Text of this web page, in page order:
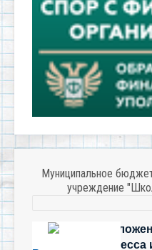
Муниципальное
учреждение
Есть
учебного процесса